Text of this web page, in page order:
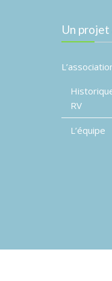
Un
RV
L’équipe